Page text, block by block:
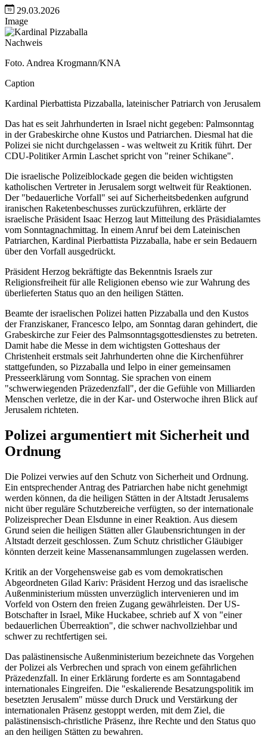
29.03.2026
Image
Nachweis
Foto. Andrea Krogmann/KNA
Caption
Kardinal Pierbattista Pizzaballa, lateinischer Patriarch von Jerusalem
Das hat es seit Jahrhunderten in Israel nicht gegeben: Palmsonntag
in der Grabeskirche ohne Kustos und Patriarchen. Diesmal hat die
Polizei sie nicht durchgelassen - was weltweit zu Kritik führt. Der
CDU-Politiker Armin Laschet spricht von "reiner Schikane".
Die israelische Polizeiblockade gegen die beiden wichtigsten
katholischen Vertreter in Jerusalem sorgt weltweit für Reaktionen.
Der "bedauerliche Vorfall" sei auf Sicherheitsbedenken aufgrund
iranischen Raketenbeschusses zurückzuführen, erklärte der
israelische Präsident Isaac Herzog laut Mitteilung des Präsidialamtes
vom Sonntagnachmittag. In einem Anruf bei dem Lateinischen
Patriarchen, Kardinal Pierbattista Pizzaballa, habe er sein Bedauern
über den Vorfall ausgedrückt.
Präsident Herzog bekräftigte das Bekenntnis Israels zur
Religionsfreiheit für alle Religionen ebenso wie zur Wahrung des
überlieferten Status quo an den heiligen Stätten.
Beamte der israelischen Polizei hatten Pizzaballa und den Kustos
der Franziskaner, Francesco Ielpo, am Sonntag daran gehindert, die
Grabeskirche zur Feier des Palmsonntagsgottesdienstes zu betreten.
Damit habe die Messe in dem wichtigsten Gotteshaus der
Christenheit erstmals seit Jahrhunderten ohne die Kirchenführer
stattgefunden, so Pizzaballa und Ielpo in einer gemeinsamen
Presseerklärung vom Sonntag. Sie sprachen von einem
"schwerwiegenden Präzedenzfall", der die Gefühle von Milliarden
Menschen verletze, die in der Kar- und Osterwoche ihren Blick auf
Jerusalem richteten.
Polizei argumentiert mit Sicherheit und
Ordnung
Die Polizei verwies auf den Schutz von Sicherheit und Ordnung.
Ein entsprechender Antrag des Patriarchen habe nicht genehmigt
werden können, da die heiligen Stätten in der Altstadt Jerusalems
nicht über reguläre Schutzbereiche verfügten, so der internationale
Polizeisprecher Dean Elsdunne in einer Reaktion. Aus diesem
Grund seien die heiligen Stätten aller Glaubensrichtungen in der
Altstadt derzeit geschlossen. Zum Schutz christlicher Gläubiger
könnten derzeit keine Massenansammlungen zugelassen werden.
Kritik an der Vorgehensweise gab es vom demokratischen
Abgeordneten Gilad Kariv: Präsident Herzog und das israelische
Außenministerium müssten unverzüglich intervenieren und im
Vorfeld von Ostern den freien Zugang gewährleisten. Der US-
Botschafter in Israel, Mike Huckabee, schrieb auf X von "einer
bedauerlichen Überreaktion", die schwer nachvollziehbar und
schwer zu rechtfertigen sei.
Das palästinensische Außenministerium bezeichnete das Vorgehen
der Polizei als Verbrechen und sprach von einem gefährlichen
Präzedenzfall. In einer Erklärung forderte es am Sonntagabend
internationales Eingreifen. Die "eskalierende Besatzungspolitik im
besetzten Jerusalem" müsse durch Druck und Verstärkung der
internationalen Präsenz gestoppt werden, mit dem Ziel, die
palästinensisch-christliche Präsenz, ihre Rechte und den Status quo
an den heiligen Stätten zu bewahren.